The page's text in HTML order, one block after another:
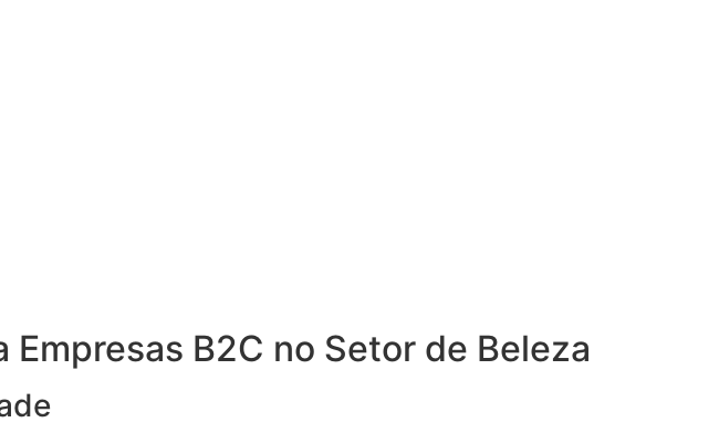
B2C no Setor de Beleza